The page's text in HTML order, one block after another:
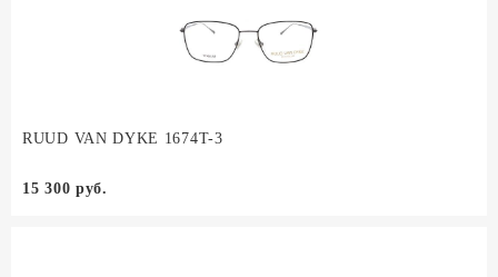
RUUD VAN DYKE 1674T-3
15 300 руб.